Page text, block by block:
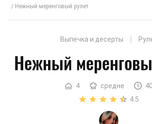
Нежный меренговый рулет
Выпечка и десерты
Нежный
4 средне
40
4.5